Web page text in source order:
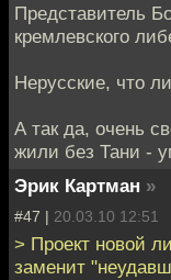
Представитель
кремлевского
Нерусские, что
А так да, очень
жили без Тани -
Эрик Картман »
#47 | 20.03.10 12:51
> Проект новой
заменит